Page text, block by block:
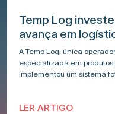
Temp Log
avança em
A Temp Log, única
especializada em
implementou um sistema
LER ARTIGO